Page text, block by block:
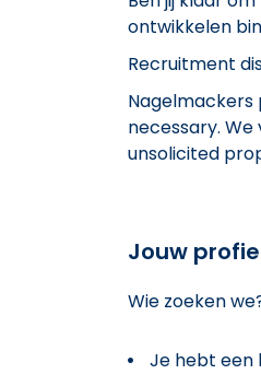
ontwikkelen
Recruitment
necessary.
unsolicited
Jouw
Wie zoeken
Je hebt een